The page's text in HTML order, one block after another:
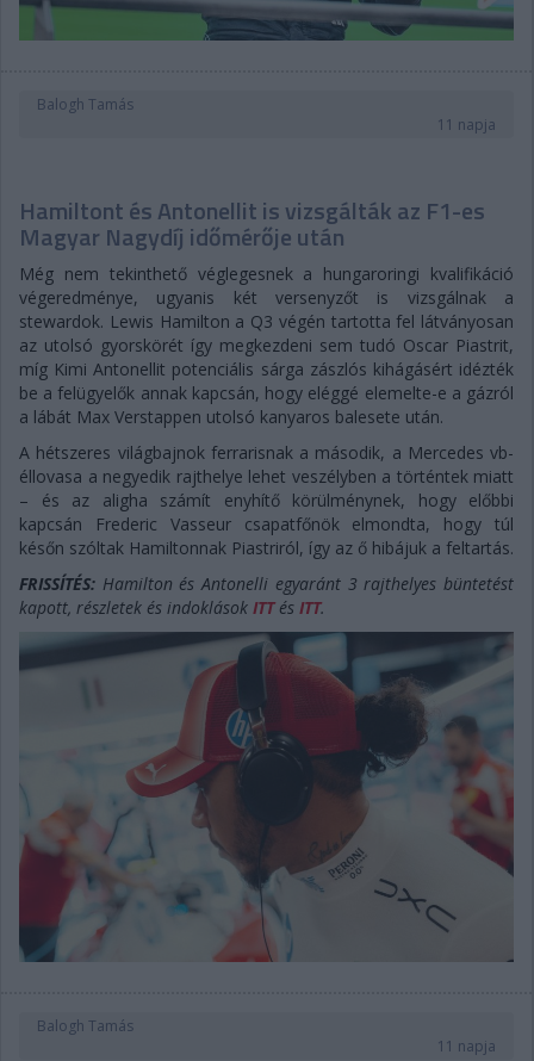
Balogh Tamás
11 napja
Hamiltont és Antonellit is vizsgálták az F1-es
Magyar Nagydíj időmérője után
Még nem tekinthető véglegesnek a hungaroringi kvalifikáció
végeredménye, ugyanis két versenyzőt is vizsgálnak a
stewardok. Lewis Hamilton a Q3 végén tartotta fel látványosan
az utolsó gyorskörét így megkezdeni sem tudó Oscar Piastrit,
míg Kimi Antonellit potenciális sárga zászlós kihágásért idézték
be a felügyelők annak kapcsán, hogy eléggé elemelte-e a gázról
a lábát Max Verstappen utolsó kanyaros balesete után.
A hétszeres világbajnok ferrarisnak a második, a Mercedes vb-
éllovasa a negyedik rajthelye lehet veszélyben a történtek miatt
– és az aligha számít enyhítő körülménynek, hogy előbbi
kapcsán Frederic Vasseur csapatfőnök elmondta, hogy túl
későn szóltak Hamiltonnak Piastriról, így az ő hibájuk a feltartás.
FRISSÍTÉS: Hamilton és Antonelli egyaránt 3 rajthelyes büntetést
kapott, részletek és indoklások ITTés ITT.
Balogh Tamás
11 napja